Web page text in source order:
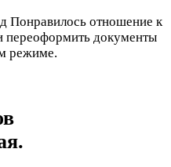
Понравилось отношение к
переоформить документы
режиме.